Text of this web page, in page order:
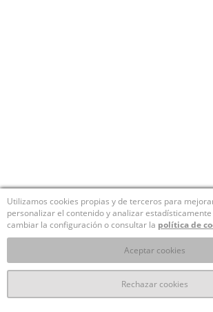
Utilizamos cookies propias y de terceros para
personalizar el contenido y analizar estadísticamente
cambiar la configuración o consultar la política de
Aceptar cookies
Rechazar cookies